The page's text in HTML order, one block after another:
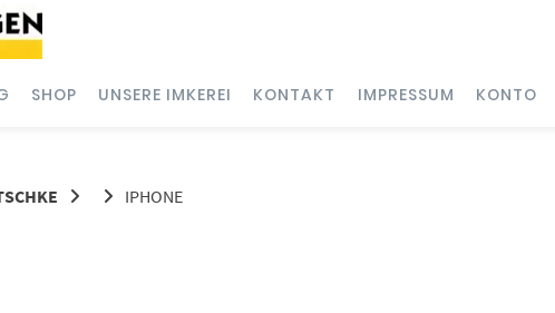
SHOP UNSERE IMKEREI KONTAKT IMPRESSUM KONTO
IPHONE